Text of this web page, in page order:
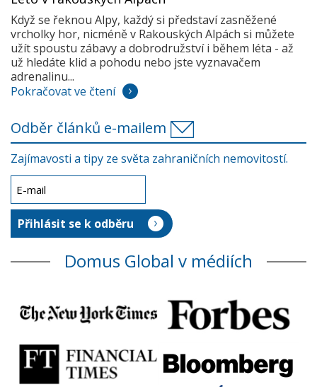
Když se řeknou Alpy, každý si představí zasněžené
vrcholky hor, nicméně v Rakouských Alpách si můžete
užít spoustu zábavy a dobrodružství i během léta - až
už hledáte klid a pohodu nebo jste vyznavačem
adrenalinu...
Pokračovat ve čtení
Odběr článků e-mailem
Zajímavosti a tipy ze světa zahraničních nemovitostí.
Domus Global v médiích